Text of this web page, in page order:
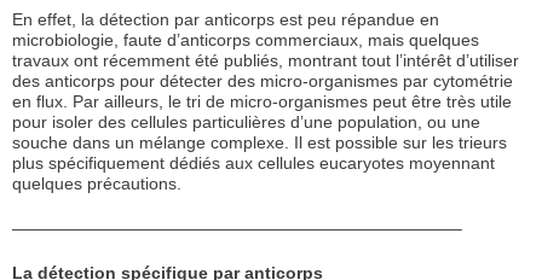
En effet, la détection par anticorps est peu répandue en
microbiologie, faute d’anticorps commerciaux, mais quelques
travaux ont récemment été publiés, montrant tout l’intérêt d’utiliser
des anticorps pour détecter des micro-organismes par cytométrie
en flux. Par ailleurs, le tri de micro-organismes peut être très utile
pour isoler des cellules particulières d’une population, ou une
souche dans un mélange complexe. Il est possible sur les trieurs
plus spécifiquement dédiés aux cellules eucaryotes moyennant
quelques précautions.
——————————————————————————–
La détection spécifique par anticorps